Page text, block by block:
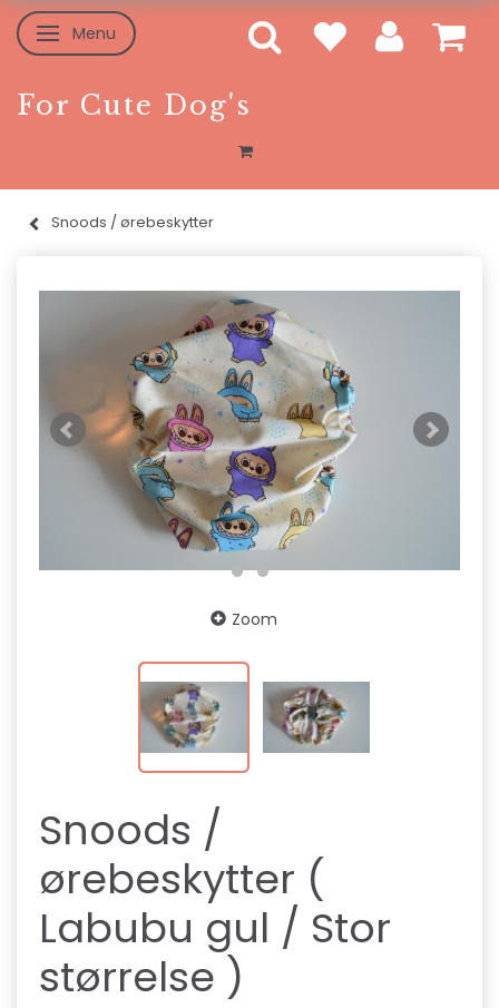
Skifte navigation
Menu
For Cute Dog's
Snoods / ørebeskytter
Zoom
Snoods /
ørebeskytter (
Labubu gul / Stor
størrelse )